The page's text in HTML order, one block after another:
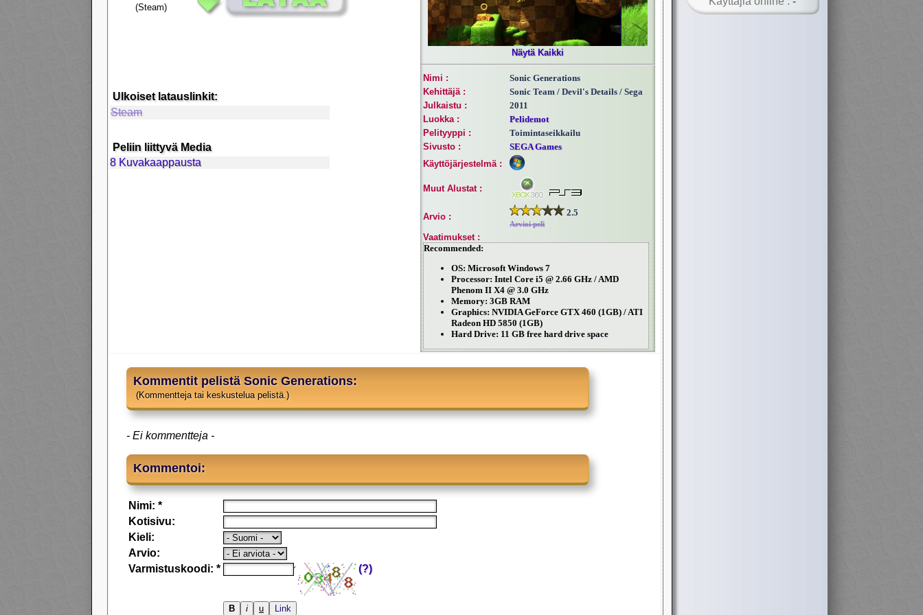
Näytä Kaikki
Nimi :
Sonic Generations
Kehittäjä :
Sonic Team / Devil's Details / Sega
Julkaistu :
2011
Luokka :
Pelidemot
Pelityyppi :
Toimintaseikkailu
Sivusto :
SEGA Games
Käyttöjärjestelmä :
Muut Alustat :
Arvio : 2.5
Arvioi peli
Vaatimukset :
Recommended:
OS: Microsoft Windows 7
Processor: Intel Core i5 @ 2.66 GHz / AMD
Phenom II X4 @ 3.0 GHz
Memory: 3GB RAM
Graphics: NVIDIA GeForce GTX 460 (1GB) / ATI
Radeon HD 5850 (1GB)
Hard Drive: 11 GB free hard drive space
(Steam)
Ulkoiset latauslinkit:
Steam
Peliin liittyvä Media
8 Kuvakaappausta
Kommentit pelistä Sonic Generations:
(Kommentteja tai keskustelua pelistä.)
- Ei kommentteja -
Kommentoi:
Nimi: *
Kotisivu:
Kieli:
Arvio:
Varmistuskoodi: *
(?)